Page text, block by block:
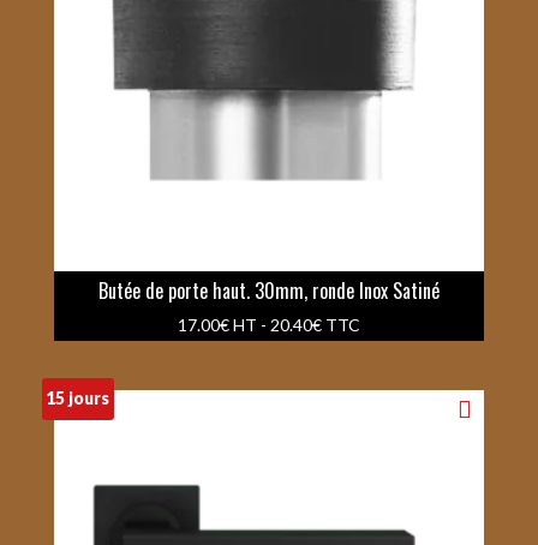
Butée de porte haut. 30mm, ronde Inox Satiné
17.00€HT - 20.40€TTC
15 jours